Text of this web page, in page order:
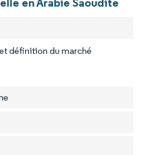
définition du marché